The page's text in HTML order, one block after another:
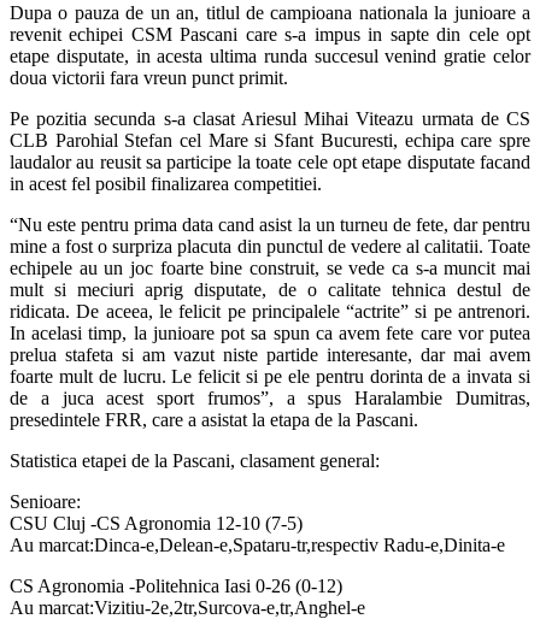
Dupa o pauza de un an, titlul de campioana nationala la junioare a
revenit echipei CSM Pascani care s-a impus in sapte din cele opt
etape disputate, in acesta ultima runda succesul venind gratie celor
doua victorii fara vreun punct primit.
Pe pozitia secunda s-a clasat Ariesul Mihai Viteazu urmata de CS
CLB Parohial Stefan cel Mare si Sfant Bucuresti, echipa care spre
laudalor au reusit sa participe la toate cele opt etape disputate facand
in acest fel posibil finalizarea competitiei.
“Nu este pentru prima data cand asist la un turneu de fete, dar pentru
mine a fost o surpriza placuta din punctul de vedere al calitatii. Toate
echipele au un joc foarte bine construit, se vede ca s-a muncit mai
mult si meciuri aprig disputate, de o calitate tehnica destul de
ridicata. De aceea, le felicit pe principalele “actrite” si pe antrenori.
In acelasi timp, la junioare pot sa spun ca avem fete care vor putea
prelua stafeta si am vazut niste partide interesante, dar mai avem
foarte mult de lucru. Le felicit si pe ele pentru dorinta de a invata si
de a juca acest sport frumos”, a spus Haralambie Dumitras,
presedintele FRR, care a asistat la etapa de la Pascani.
Statistica etapei de la Pascani, clasament general:
Senioare:
CSU Cluj -CS Agronomia 12-10 (7-5)
Au marcat:Dinca-e,Delean-e,Spataru-tr,respectiv Radu-e,Dinita-e
CS Agronomia -Politehnica Iasi 0-26 (0-12)
Au marcat:Vizitiu-2e,2tr,Surcova-e,tr,Anghel-e